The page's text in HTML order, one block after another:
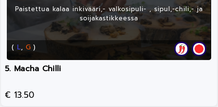
Paistettua kalaa inkivääri,- valkosipuli- , sipul,-chili,- ja
soijakastikkeessa
( L, G )
5. Macha Chilli
€ 13.50